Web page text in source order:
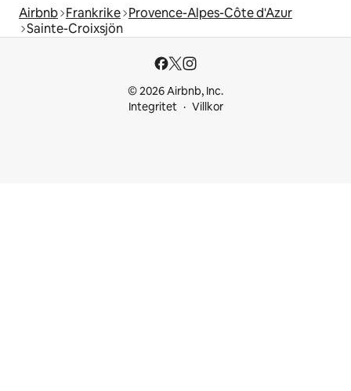
Airbnb Frankrike Provence-Alpes-Côte d'Azur
Sainte-Croixsjön
© 2026 Airbnb, Inc.
Integritet
Villkor